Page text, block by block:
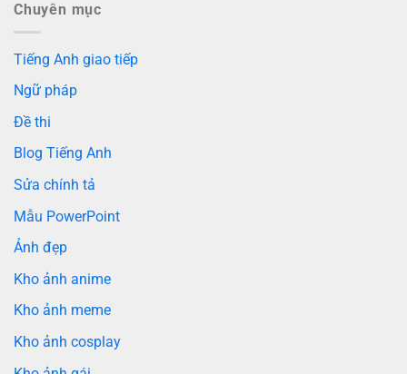
Chuyên mục
Tiếng Anh giao tiếp
Ngữ pháp
Đề thi
Blog Tiếng Anh
Sửa chính tả
Mẫu PowerPoint
Ảnh đẹp
Kho ảnh anime
Kho ảnh meme
Kho ảnh cosplay